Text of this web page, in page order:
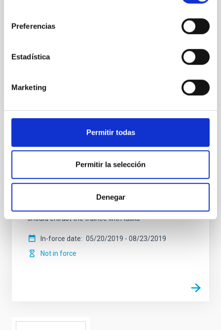
Preferencias
Estadística
Marketing
Permitir todas
Permitir la selección
Denegar
periodo de vigencia del convenio, al alumnado que se
lnternship agreement between The Haute
Astrofísica de Canarias
practical application of the teaching provided by The
should enlrust the trainee with tasks
In-force date 05/20/2019 - 08/23/2019
Not in force